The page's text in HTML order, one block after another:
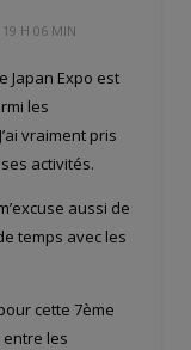
19 H 06 MIN
Japan Expo est
les
vraiment pris
activités.
aussi de
temps avec les
cette 7ème
entre les